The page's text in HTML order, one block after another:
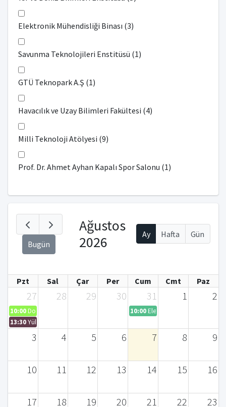
Elektronik Mühendisliği Binası (3)
Savunma Teknolojileri Enstitüsü (1)
GTÜ Teknopark A.Ş (1)
Havacılık ve Uzay Bilimleri Fakültesi (4)
Milli Teknoloji Atölyesi (9)
Prof. Dr. Ahmet Ayhan Kapalı Spor Salonu (1)
Bugün
Ağustos
2026
Ay Hafta Gün
Pzt Sal Çar Per Cum Cmt Paz
27 28 29 30 31 1 2
10:00 Doktora Tez Savunma Sınavı Daveti – Serpil BAYRAKTAR
10:00 Elementel Analiz ve CHNS
13:30 Yüksek Lisans Tez Savunması
3 4 5 6 7 8 9
10 11 12 13 14 15 16
17 18 19 20 21 22 23